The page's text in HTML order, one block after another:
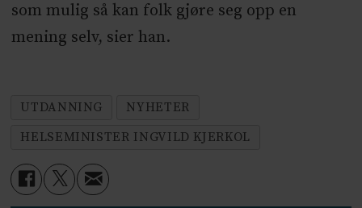
som mulig så kan folk gjøre seg opp en
mening selv, sier han.
UTDANNING
NYHETER
HELSEMINISTER INGVILD KJERKOL